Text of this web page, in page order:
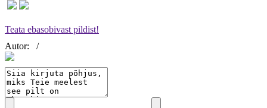
Teata ebasobivast pildist!
Autor:
/